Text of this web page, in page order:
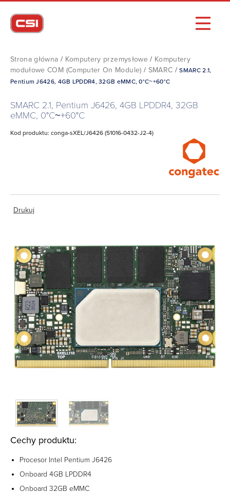
Strona główna / Komputery przemysłowe / Komputery
modułowe COM (Computer On Module) / SMARC /SMARC 2.1,
Pentium J6426, 4GB LPDDR4, 32GB eMMC, 0°C~+60°C
SMARC 2.1, Pentium J6426, 4GB LPDDR4, 32GB
eMMC, 0°C~+60°C
Kod produktu: conga-sXEL/J6426 (51016-0432-J2-4)
Drukuj
Cechy produktu:
Procesor Intel Pentium J6426
Onboard 4GB LPDDR4
Onboard 32GB eMMC